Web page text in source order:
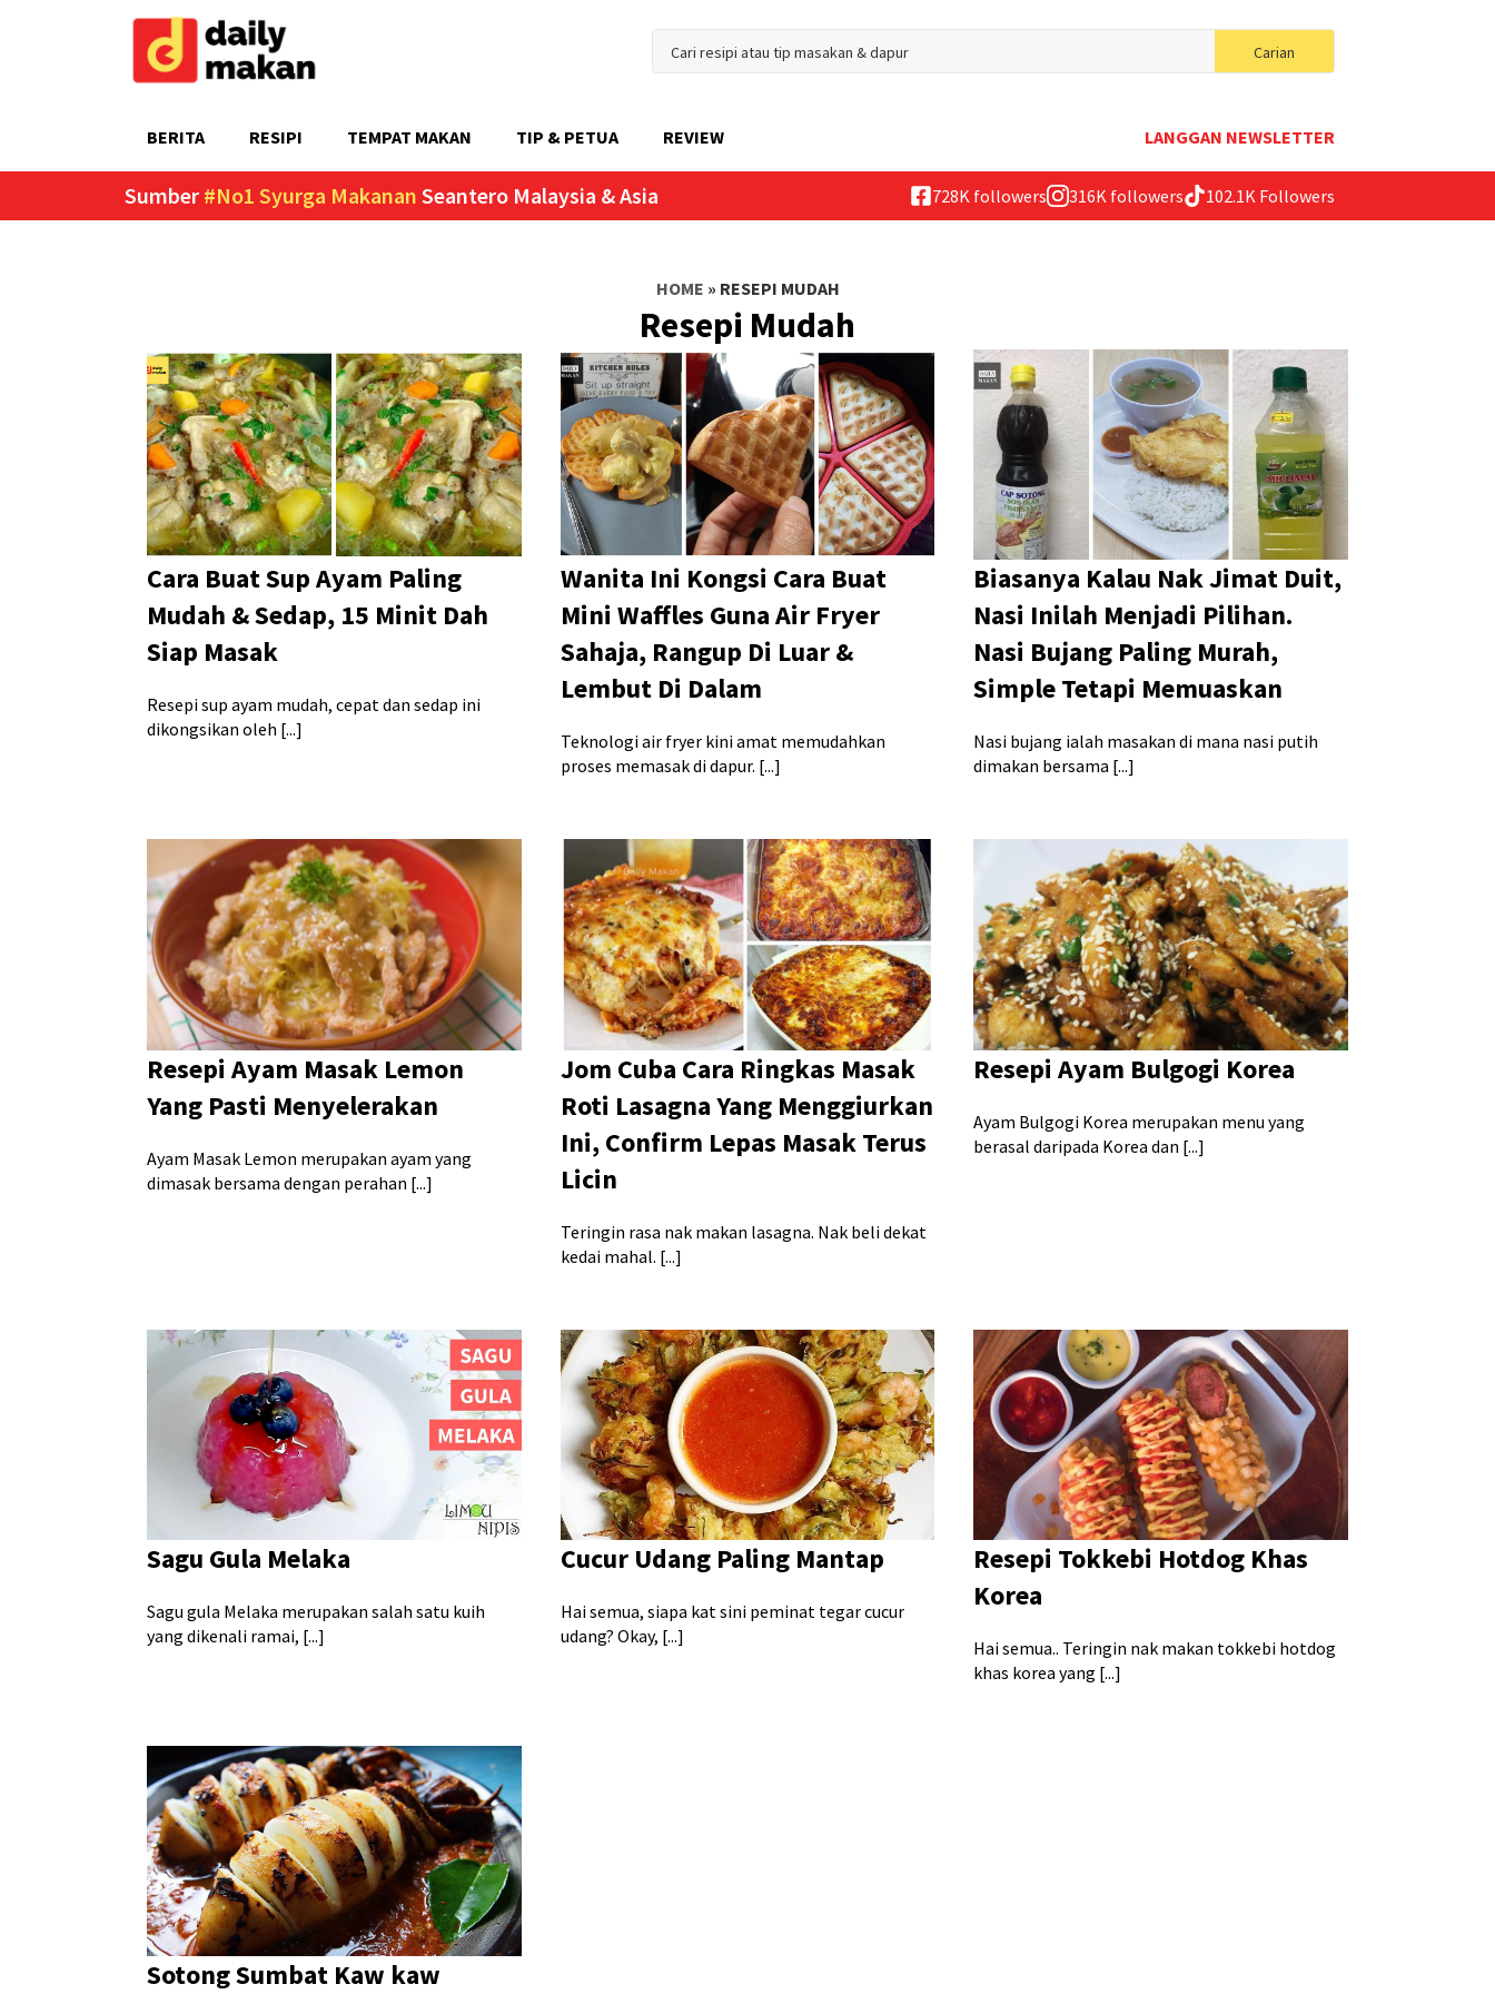
Carian
for:
BERITA RESIPI TEMPAT MAKAN TIP & PETUA REVIEW LANGGAN NEWSLETTER
Sumber #No1 Syurga Makanan Seantero Malaysia & Asia 728K followers 316K followers 102.1K Followers
HOME » RESEPI MUDAH
Resepi Mudah
Cara Buat Sup Ayam Paling
Mudah & Sedap, 15 Minit Dah
Siap Masak
Resepi sup ayam mudah, cepat dan sedap ini
dikongsikan oleh [...]
Wanita Ini Kongsi Cara Buat
Mini Waffles Guna Air Fryer
Sahaja, Rangup Di Luar &
Lembut Di Dalam
Teknologi air fryer kini amat memudahkan
proses memasak di dapur. [...]
Biasanya Kalau Nak Jimat Duit,
Nasi Inilah Menjadi Pilihan.
Nasi Bujang Paling Murah,
Simple Tetapi Memuaskan
Nasi bujang ialah masakan di mana nasi putih
dimakan bersama [...]
Resepi Ayam Masak Lemon
Yang Pasti Menyelerakan
Ayam Masak Lemon merupakan ayam yang
dimasak bersama dengan perahan [...]
Jom Cuba Cara Ringkas Masak
Roti Lasagna Yang Menggiurkan
Ini, Confirm Lepas Masak Terus
Licin
Teringin rasa nak makan lasagna. Nak beli dekat
kedai mahal. [...]
Resepi Ayam Bulgogi Korea
Ayam Bulgogi Korea merupakan menu yang
berasal daripada Korea dan [...]
Sagu Gula Melaka
Sagu gula Melaka merupakan salah satu kuih
yang dikenali ramai, [...]
Cucur Udang Paling Mantap
Hai semua, siapa kat sini peminat tegar cucur
udang? Okay, [...]
Resepi Tokkebi Hotdog Khas
Korea
Hai semua.. Teringin nak makan tokkebi hotdog
khas korea yang [...]
Sotong Sumbat Kaw kaw